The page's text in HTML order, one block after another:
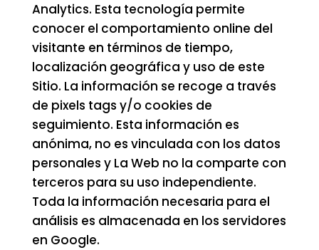
Analytics. Esta tecnología permite
conocer el comportamiento online del
visitante en términos de tiempo,
localización geográfica y uso de este
Sitio. La información se recoge a través
de pixels tags y/o cookies de
seguimiento. Esta información es
anónima, no es vinculada con los datos
personales y La Web no la comparte con
terceros para su uso independiente.
Toda la información necesaria para el
análisis es almacenada en los servidores
en Google.